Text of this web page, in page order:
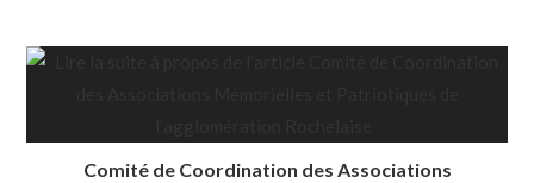
Comité de Coordination des Associations